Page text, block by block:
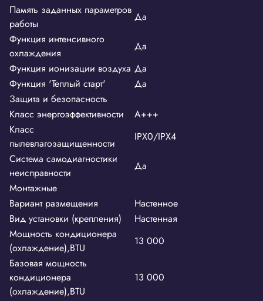
Память заданных параметров
работы
Да
Функция интенсивного
охлаждения
Да
Функция ионизации воздуха Да
Функция 'Теплый старт'
Да
Защита и безопасность
Класс энергоэффективности
A+++
Класс
пылевлагозащищенности
IPX0/IPX4
Система самодиагностики
неисправности
Да
Монтажные
Вариант размещения
Настенное
Вид установки (крепления)
Настенная
Мощность кондиционера
(охлаждение),BTU
13 000
Базовая мощность
кондиционера
(охлаждение),BTU
13 000